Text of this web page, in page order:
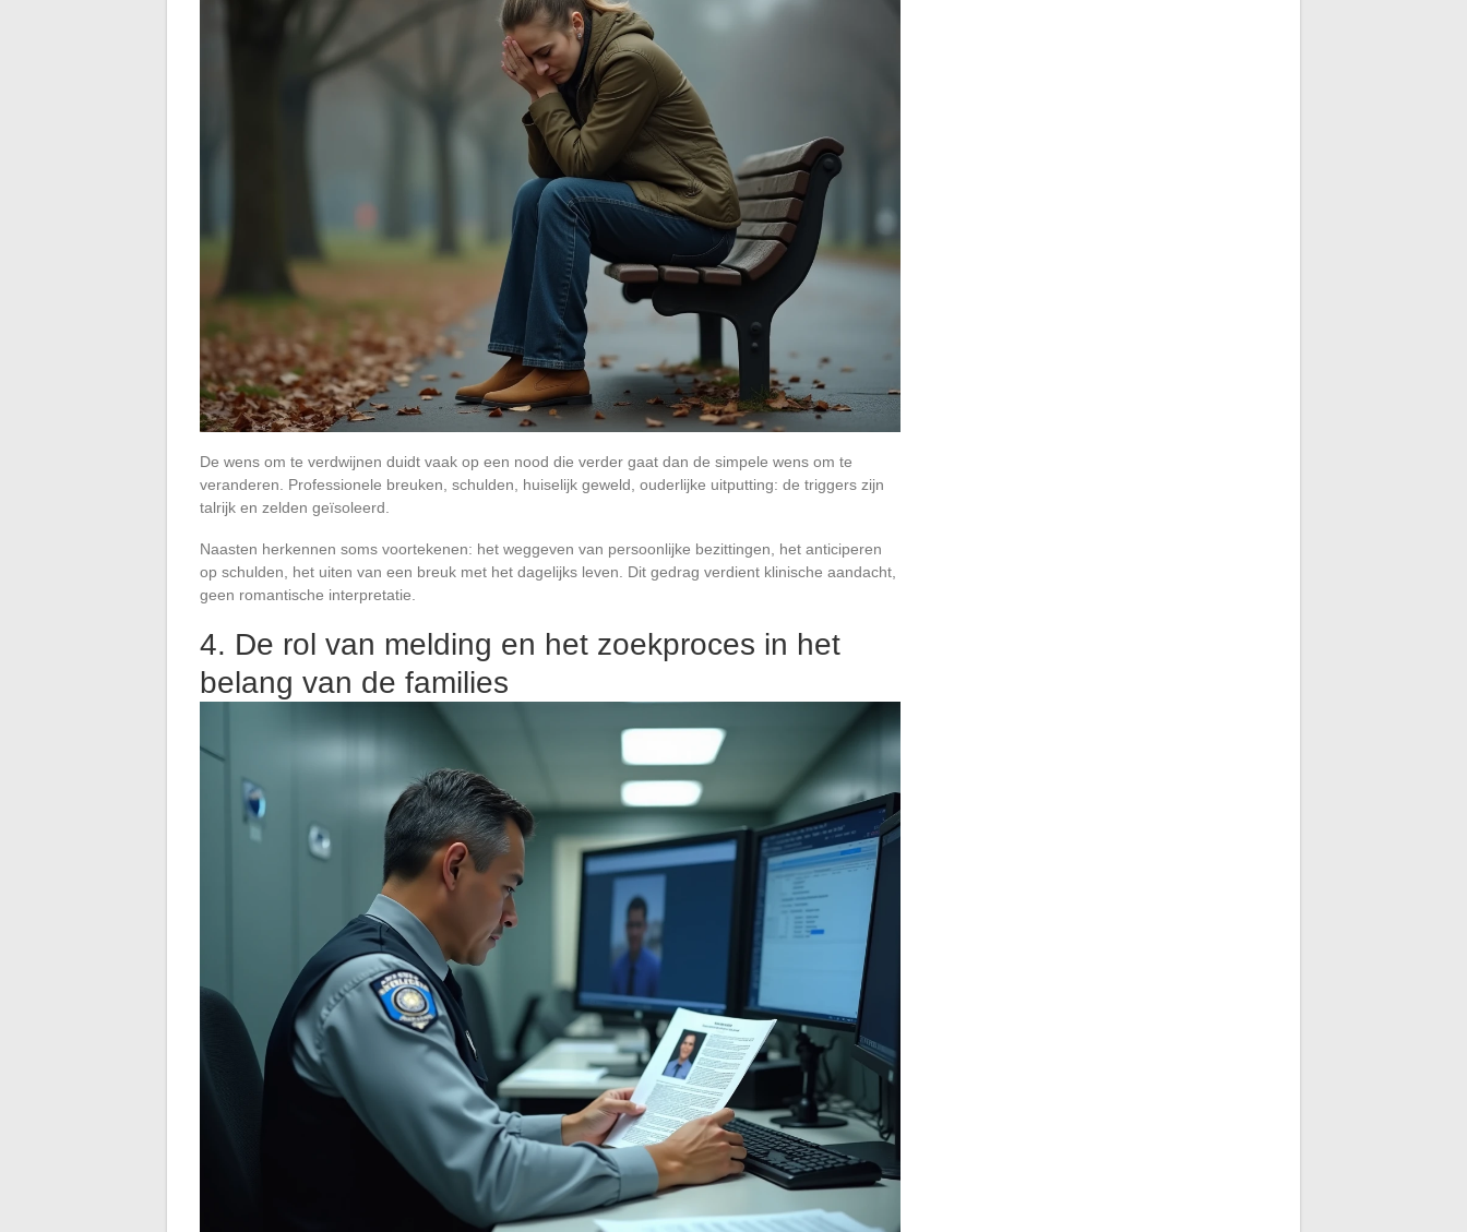
De wens om te verdwijnen duidt vaak op een nood die verder gaat dan de simpele wens om te
veranderen. Professionele breuken, schulden, huiselijk geweld, ouderlijke uitputting: de triggers zijn
talrijk en zelden geïsoleerd.
Naasten herkennen soms voortekenen: het weggeven van persoonlijke bezittingen, het anticiperen
op schulden, het uiten van een breuk met het dagelijks leven. Dit gedrag verdient klinische aandacht,
geen romantische interpretatie.
4. De rol van melding en het zoekproces in het
belang van de families